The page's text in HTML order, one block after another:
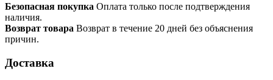
Безопасная покупка Оплата только после подтверждения
наличия.
Возврат товара Возврат в течение 20 дней без объяснения
причин.
Доставка